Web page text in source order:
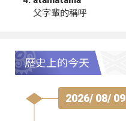
父字輩的稱呼
歷史上的今天
2026/ 08/ 09